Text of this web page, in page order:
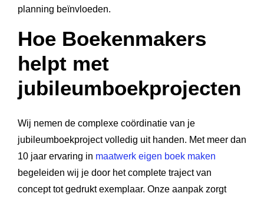
planning beïnvloeden.
Hoe Boekenmakers
helpt met
jubileumboekprojecten
Wij nemen de complexe coördinatie van je
jubileumboekproject volledig uit handen. Met meer dan
10 jaar ervaring in maatwerk eigen boek maken
begeleiden wij je door het complete traject van
concept tot gedrukt exemplaar. Onze aanpak zorgt